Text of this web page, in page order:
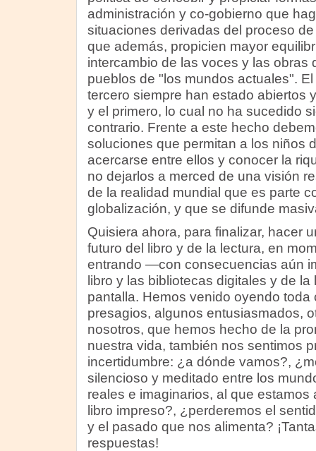
administración y co-gobierno que
situaciones derivadas del proceso
que además, propicien mayor
intercambio de las voces y las obras
pueblos de "los mundos actuales".
tercero siempre han estado abiertos
y el primero, lo cual no ha sucedido
contrario. Frente a este hecho
soluciones que permitan a los niños
acercarse entre ellos y conocer la
no dejarlos a merced de una visión
de la realidad mundial que es parte
globalización, y que se difunde
Quisiera ahora, para finalizar, hacer
futuro del libro y de la lectura, en
entrando —con consecuencias aún
libro y las bibliotecas digitales y de
pantalla. Hemos venido oyendo toda
presagios, algunos entusiasmados,
nosotros, que hemos hecho de la
nuestra vida, también nos sentimos
incertidumbre: ¿a dónde vamos?,
silencioso y meditado entre los
reales e imaginarios, al que
libro impreso?, ¿perderemos el
y el pasado que nos alimenta?
respuestas!